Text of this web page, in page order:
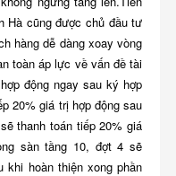
Hà cũng được chủ đầu tư
hàng dễ dàng xoay vòng
toàn áp lực về vấn đề tài
động ngay sau ký hợp
20% giá trị hợp động sau
thanh toán tiếp 20% giá
sàn tầng 10, đợt 4 sẽ
khi hoàn thiện xong phần